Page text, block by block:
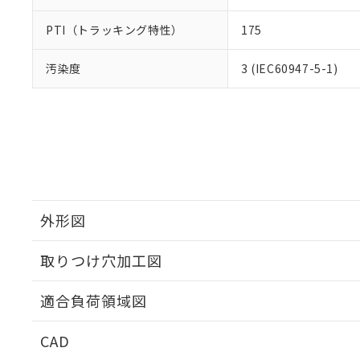
PTI（トラッキング特性） 175
汚染度 3 (IEC60947-5-1)
外形図
取りつけ穴加工図
適合負荷領域図
CAD